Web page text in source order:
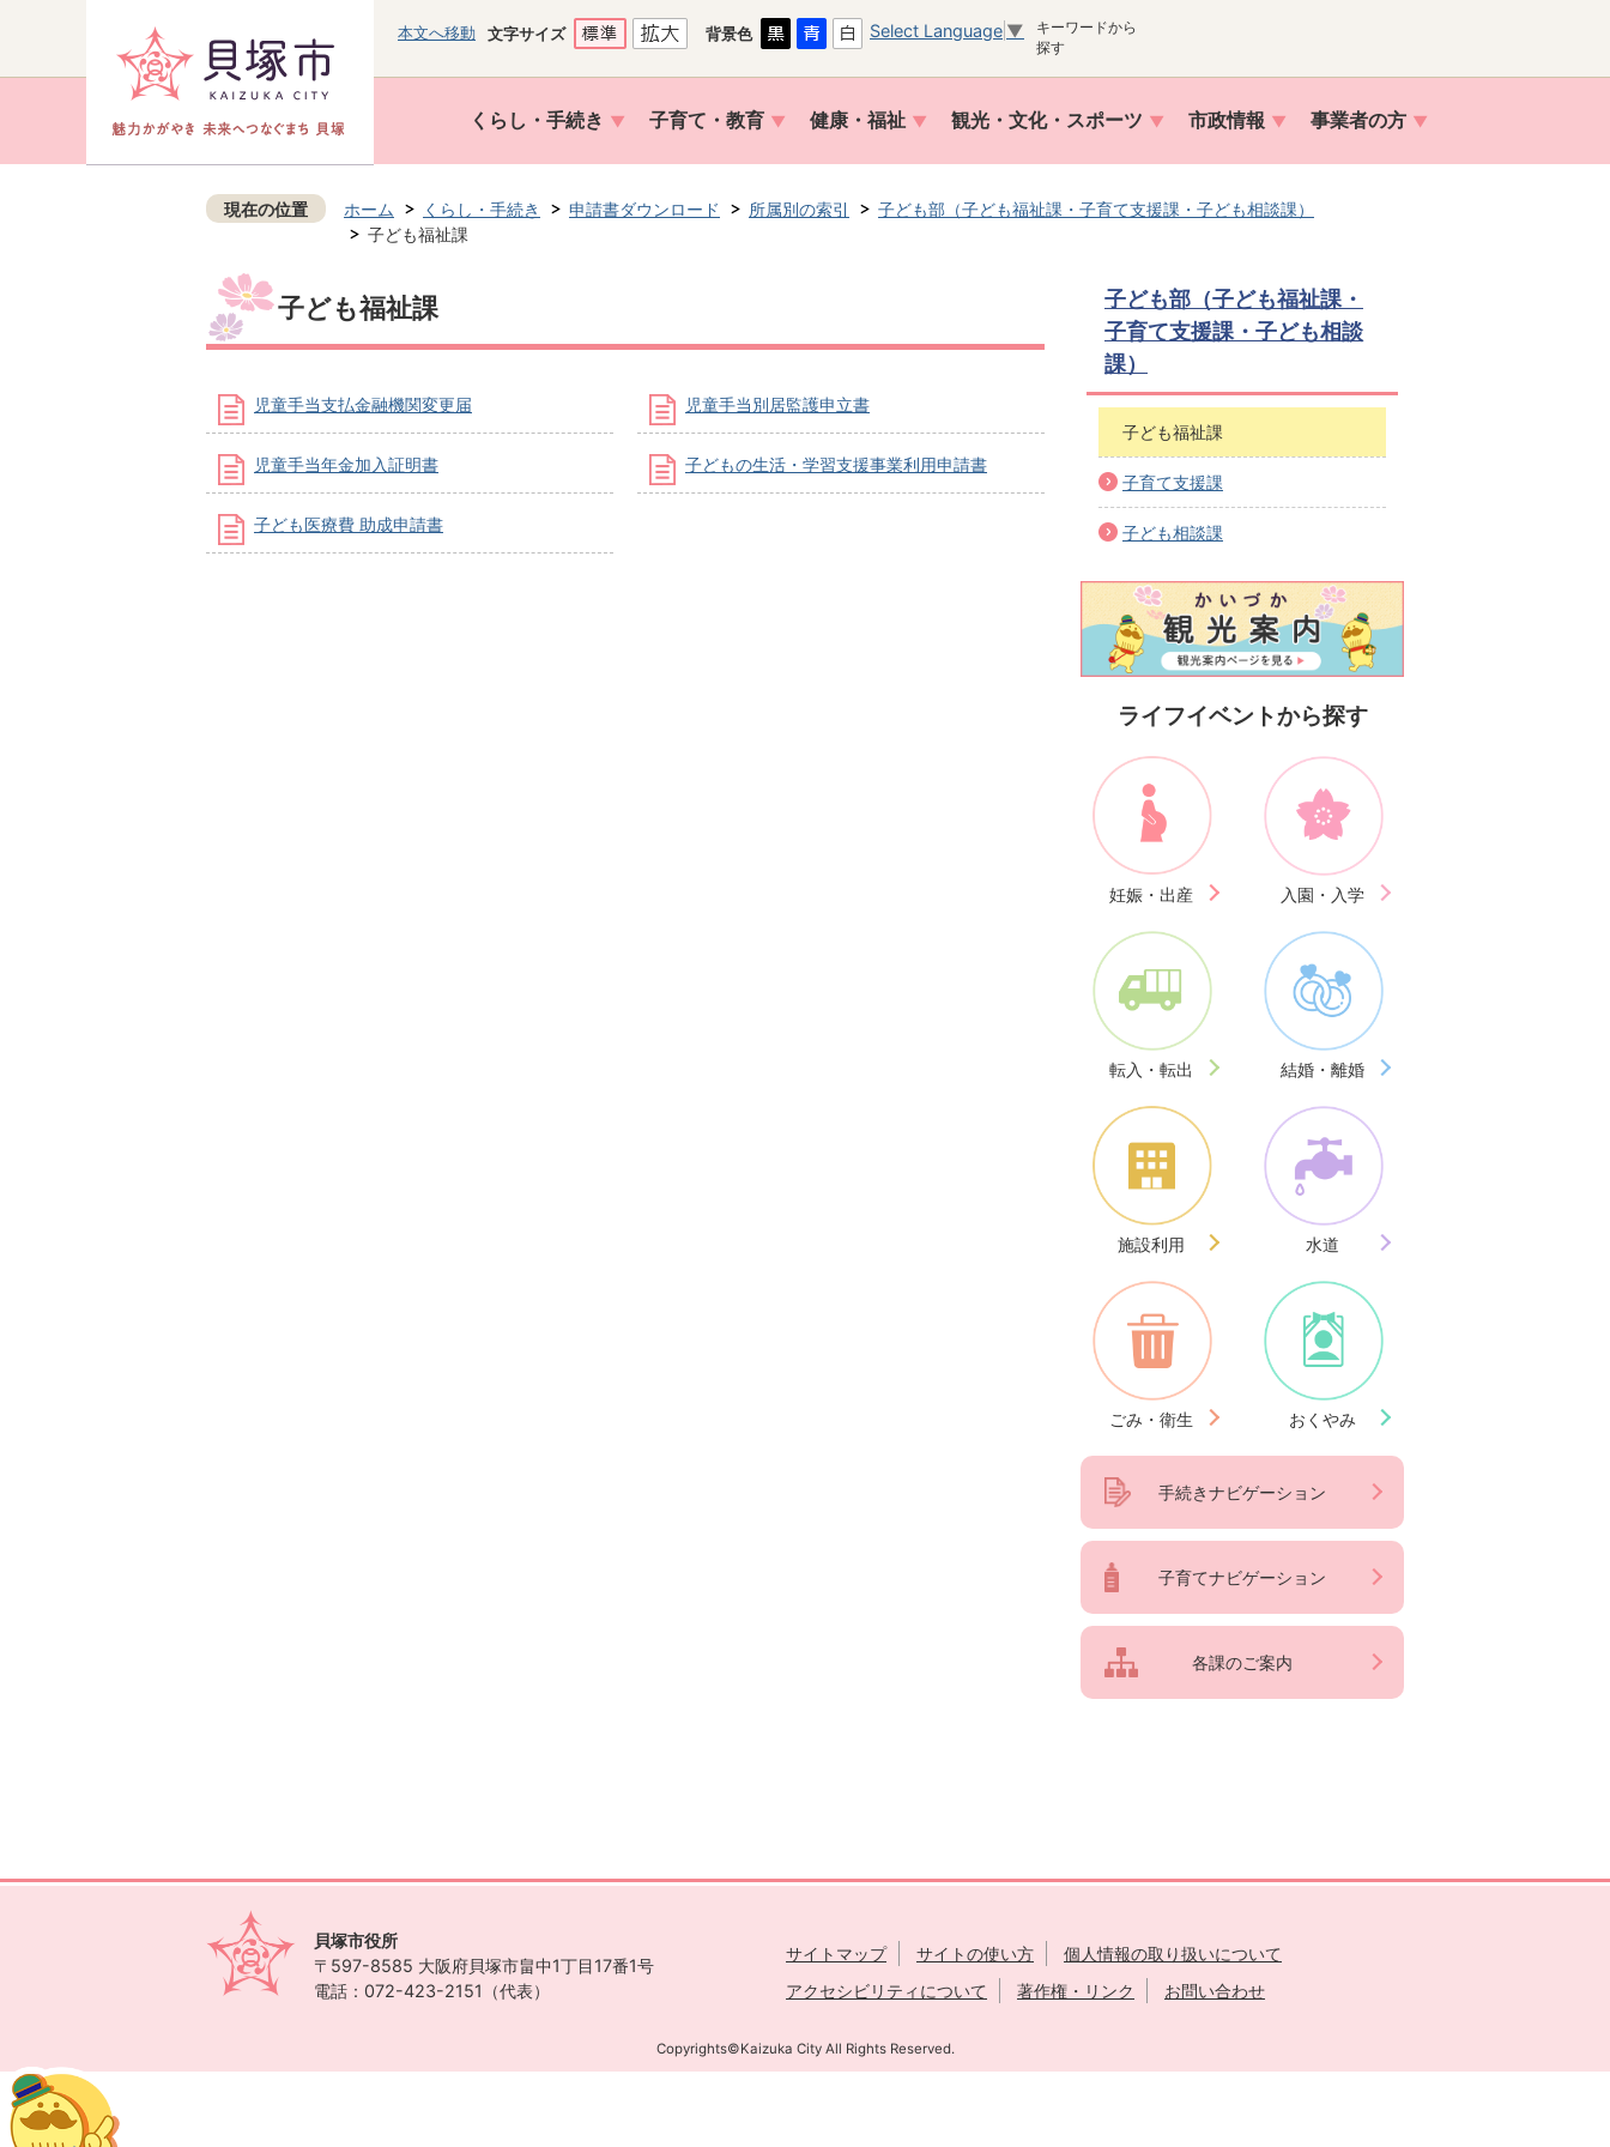
本文へ移動 文字サイズ 背景色 Select Language ▼
キーワードから
探す
くらし・手続き 子育て・教育 健康・福祉 観光・文化・スポーツ 市政情報 事業者の方
現在の位置 ホーム くらし・手続き 申請書ダウンロード 所属別の索引
子ども部（子ども福祉課・子育て支援課・子ども相談課）
子ども福祉課
子ども福祉課
児童手当支払金融機関変更届 児童手当別居監護申立書
児童手当年金加入証明書 子どもの生活・学習支援事業利用申請書
子ども医療費 助成申請書
子ども部（子ども福祉課・
子育て支援課・子ども相談
課）
子ども福祉課
子育て支援課
子ども相談課
ライフイベントから探す
妊娠・出産 入園・入学
転入・転出 結婚・離婚
施設利用 水道
ごみ・衛生 おくやみ
手続きナビゲーション
子育てナビゲーション
各課のご案内
貝塚市役所
〒597-8585 大阪府貝塚市畠中1丁目17番1号
電話：072-423-2151（代表）
サイトマップ サイトの使い方
個人情報の取り扱いについて
アクセシビリティについて
著作権・リンク お問い合わせ
Copyrights©Kaizuka City All Rights Reserved.